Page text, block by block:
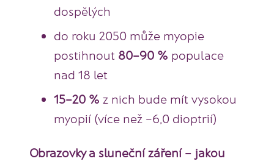
dospělých
do roku 2050 může myopie
postihnout 80–90 % populace
nad 18 let
15–20 % z nich bude mít vysokou
myopií (více než –6,0 dioptrií)
Obrazovky a sluneční záření – jakou